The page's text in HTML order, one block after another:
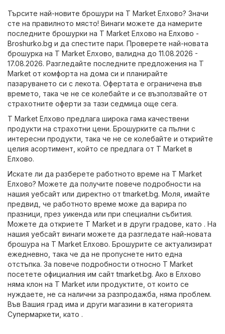
Търсите най-новите брошури на T Market Елхово? Значи
сте на правилното място! Винаги можете да намерите
последните брошурки на T Market Елхово на Елхово -
Broshurko.bg и да спестите пари. Проверете най-новата
брошурка на T Market Елхово, валидна до 11.08.2026 -
17.08.2026. Разгледайте последните предложения на T
Market от комфорта на дома си и планирайте
пазаруването си с лекота. Офертата е ограничена във
времето, така че не се колебайте и се възползвайте от
страхотните оферти за тази седмица още сега.
T Market Елхово предлага широка гама качествени
продукти на страхотни цени. Брошурките са пълни с
интересни продукти, така че не се колебайте и открийте
целия асортимент, който се предлага от T Market в
Елхово.
Искате ли да разберете работното време на T Market
Елхово? Можете да получите повече подробности на
нашия уебсайт или директно отtmarket.bg. Моля, имайте
предвид, че работното време може да варира по
празници, през уикенда или при специални събития.
Можете да откриете T Market и в други градове, като . На
нашия уебсайт винаги можете да разгледате най-новата
брошура на T Market Елхово. Брошурите се актуализират
ежедневно, така че да не пропуснете нито една
отстъпка. За повече подробности относно T Market
посетете официалния им сайтtmarket.bg. Ако в Елхово
няма клон на T Market или продуктите, от които се
нуждаете, не са налични за разпродажба, няма проблем.
Във Вашия град има и други магазини в категорията
Супермаркети , като .